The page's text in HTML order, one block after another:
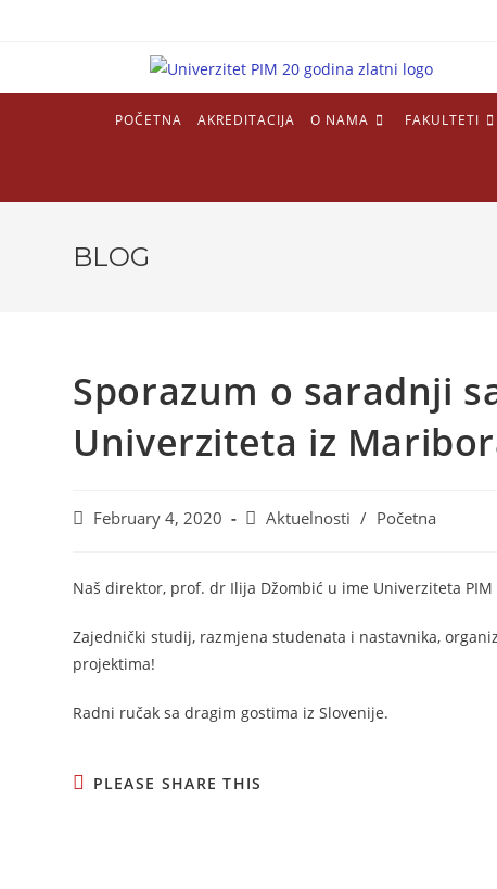
POČETNA AKREDITACIJA O NAMA FAKULTETI
BLOG
Sporazum o saradnji
Univerziteta iz
February 4, 2020 Aktuelnosti / Početna
Naš direktor, prof. dr Ilija Džombić u ime Univerziteta
Zajednički studij, razmjena studenata i nastavnika,
projektima!
Radni ručak sa dragim gostima iz Slovenije.
PLEASE SHARE THIS